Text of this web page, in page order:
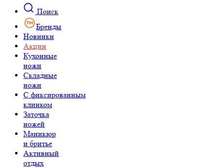
Поиск
Бренды
Новинки
Акции
Кухонные
ножи
Складные
ножи
C фиксированным
клинком
Заточка
ножей
Маникюр
и бритье
Активный
отдых